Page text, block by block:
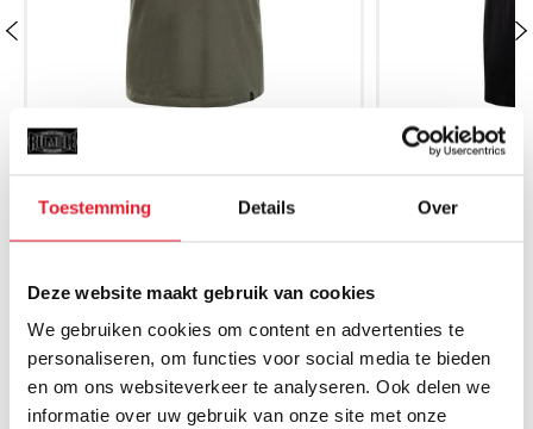
Toestemming Details Over
Deze website maakt gebruik van cookies
We gebruiken cookies om content en advertenties te
personaliseren, om functies voor social media te bieden
en om ons websiteverkeer te analyseren. Ook delen we
informatie over uw gebruik van onze site met onze
Venum T-Shirt Classic Khaki
Venum T-
MAAK JE AANKOOP NOG BETER